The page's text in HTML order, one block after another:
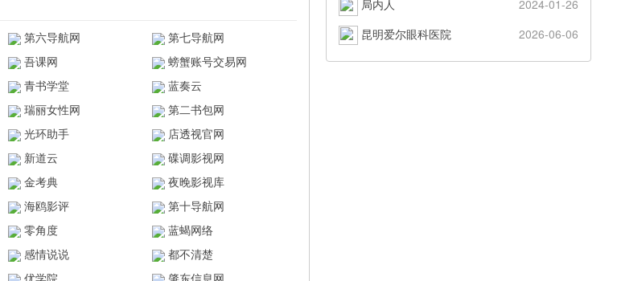
第六导航网
第七导航网
吾课网
螃蟹账号交易网
青书学堂
蓝奏云
瑞丽女性网
第二书包网
光环助手
店透视官网
新道云
碟调影视网
金考典
夜晚影视库
海鸥影评
第十导航网
零角度
蓝蝎网络
感情说说
都不清楚
局内人
2024-01-26
昆明爱尔眼科医院
2026-06-06